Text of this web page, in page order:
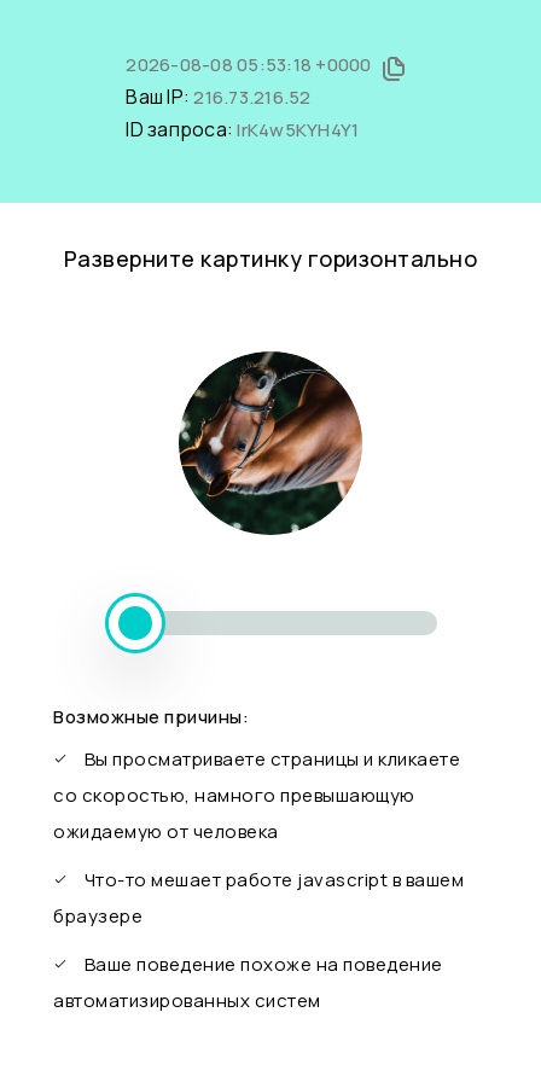
2026-08-08 05:53:18 +0000
Ваш IP:216.73.216.52
ID запроса:IrK4w5KYH4Y1
Разверните картинку горизонтально
Возможные причины:
Вы просматриваете страницы и кликаете
со скоростью, намного превышающую
ожидаемую от человека
Что-то мешает работе javascript в вашем
браузере
Ваше поведение похоже на поведение
автоматизированных систем